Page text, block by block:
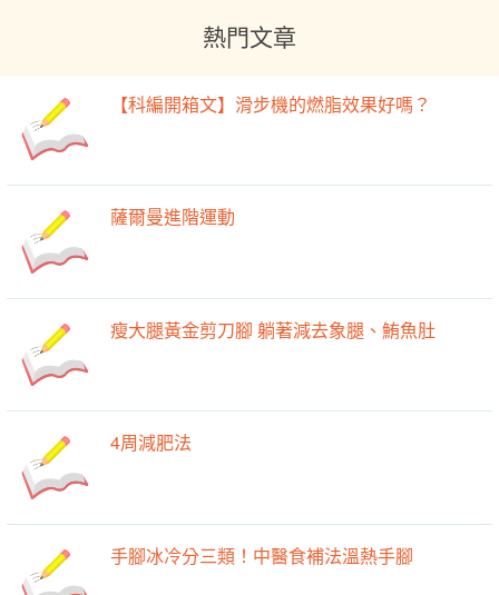
熱門文章
【科編開箱文】滑步機的燃脂效果好嗎？
薩爾曼進階運動
瘦大腿黃金剪刀腳 躺著減去象腿、鮪魚肚
4周減肥法
手腳冰冷分三類！中醫食補法溫熱手腳